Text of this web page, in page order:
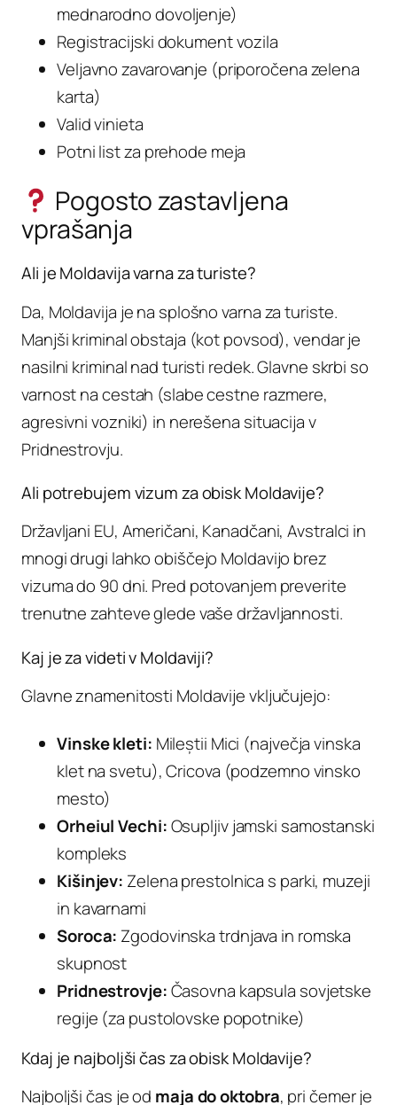
mednarodno dovoljenje)
Registracijski dokument vozila
Veljavno zavarovanje (priporočena zelena
karta)
Valid vinieta
Potni list za prehode meja
Pogosto zastavljena
vprašanja
Ali je Moldavija varna za turiste?
Da, Moldavija je na splošno varna za turiste.
Manjši kriminal obstaja (kot povsod), vendar je
nasilni kriminal nad turisti redek. Glavne skrbi so
varnost na cestah (slabe cestne razmere,
agresivni vozniki) in nerešena situacija v
Pridnestrovju.
Ali potrebujem vizum za obisk Moldavije?
Državljani EU, Američani, Kanadčani, Avstralci in
mnogi drugi lahko obiščejo Moldavijo brez
vizuma do 90 dni. Pred potovanjem preverite
trenutne zahteve glede vaše državljannosti.
Kaj je za videti v Moldaviji?
Glavne znamenitosti Moldavije vključujejo:
Vinske kleti: Mileștii Mici (največja vinska
klet na svetu), Cricova (podzemno vinsko
mesto)
Orheiul Vechi:Osupljiv jamski samostanski
kompleks
Kišinjev: Zelena prestolnica s parki, muzeji
in kavarnami
Soroca: Zgodovinska trdnjava in romska
skupnost
Pridnestrovje:Časovna kapsula sovjetske
regije (za pustolovske popotnike)
Kdaj je najboljši čas za obisk Moldavije?
Najboljši čas je od maja do oktobra, pri čemer je